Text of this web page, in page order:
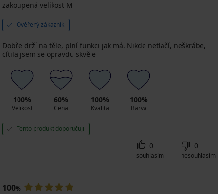
zakoupená velikost M
Ověřený zákazník
Dobře drží na těle, plní funkci jak má. Nikde netlačí, neškrábe,
cítila jsem se opravdu skvěle
100%
Velikost
60%
Cena
100%
Kvalita
100%
Barva
Tento produkt doporučuji
0
souhlasím
0
nesouhlasím
100%